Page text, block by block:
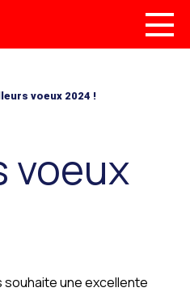
voeux 2024 !
voeux
une excellente